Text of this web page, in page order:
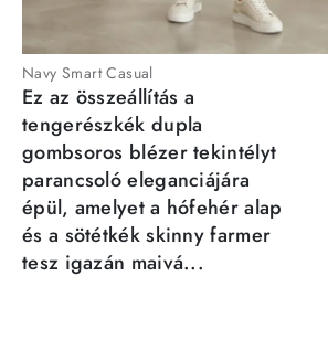
Navy Smart Casual
Ez az összeállítás a
tengerészkék dupla
gombsoros blézer tekintélyt
parancsoló eleganciájára
épül, amelyet a hófehér alap
és a sötétkék skinny farmer
tesz igazán maivá...